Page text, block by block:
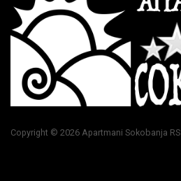
Copyright © 2026 Apartmani Sokobanja RS